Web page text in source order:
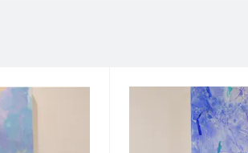
。